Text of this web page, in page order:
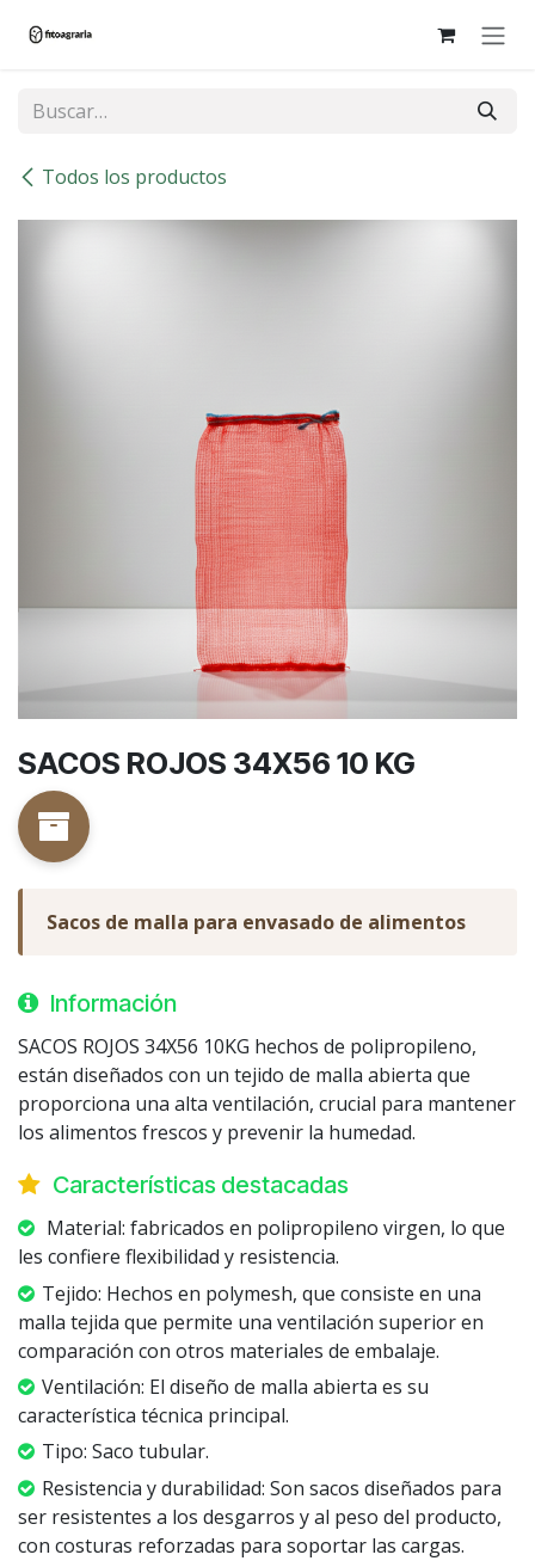
Todos los productos
SACOS ROJOS 34X56 10 KG
Sacos de malla para envasado de alimentos
Información
SACOS ROJOS 34X56 10KG hechos de polipropileno,
están diseñados con un tejido de malla abierta que
proporciona una alta ventilación, crucial para mantener
los alimentos frescos y prevenir la humedad.
Características destacadas
Material: fabricados en polipropileno virgen, lo que
les confiere flexibilidad y resistencia.
Tejido: Hechos en polymesh, que consiste en una
malla tejida que permite una ventilación superior en
comparación con otros materiales de embalaje.
Ventilación: El diseño de malla abierta es su
característica técnica principal.
Tipo: Saco tubular.
Resistencia y durabilidad: Son sacos diseñados para
ser resistentes a los desgarros y al peso del producto,
con costuras reforzadas para soportar las cargas.